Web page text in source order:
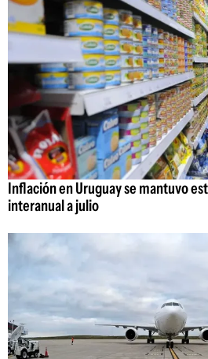
Inflación en Uruguay se mantuvo
interanual a julio